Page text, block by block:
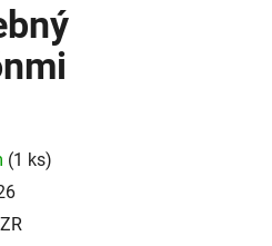
(1 ks)